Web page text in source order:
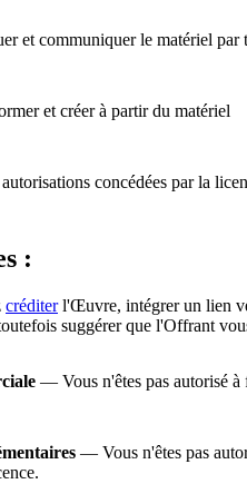
et communiquer le matériel par
et créer à partir du matériel
concédées par la
:
créditerl'Œuvre, intégrer un lien
suggérer que l'Offrant
— Vous n'êtes pas autorisé à
— Vous n'êtes pas